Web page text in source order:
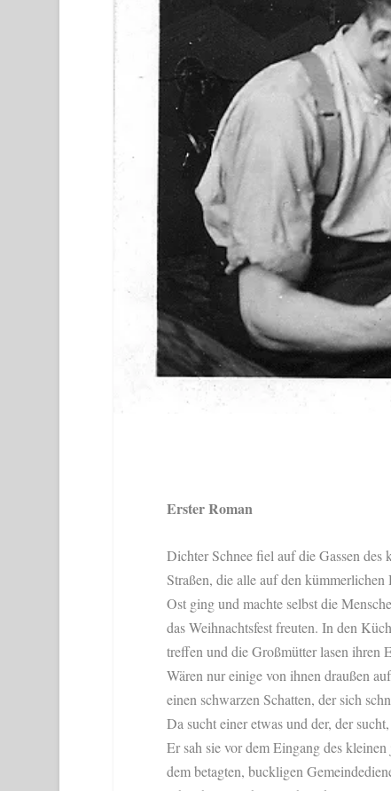
Erster Roman
Dichter Schnee fiel auf die Gassen des
Straßen, die alle auf den
Ost ging und machte selbst die
das Weihnachtsfest freuten. In den
treffen und die Großmütter lasen ihren
Wären nur einige von ihnen draußen
einen schwarzen Schatten, der sich
Da sucht einer etwas und der, der
Er sah sie vor dem Eingang des
dem betagten, buckligen